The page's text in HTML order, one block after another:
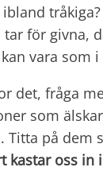
för givna,
vara som
det, fråga
som
Titta på dem
kastar oss in